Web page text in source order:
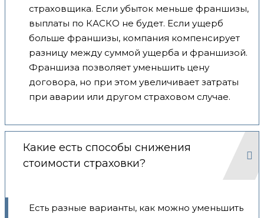
страховщика. Если убыток меньше франшизы,
выплаты по КАСКО не будет. Если ущерб
больше франшизы, компания компенсирует
разницу между суммой ущерба и франшизой.
Франшиза позволяет уменьшить цену
договора, но при этом увеличивает затраты
при аварии или другом страховом случае.
Какие есть способы снижения
стоимости страховки?
Есть разные варианты, как можно уменьшить